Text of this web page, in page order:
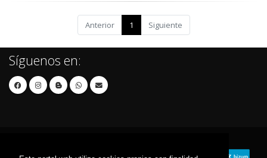
Anterior 1 Siguiente
Síguenos en: